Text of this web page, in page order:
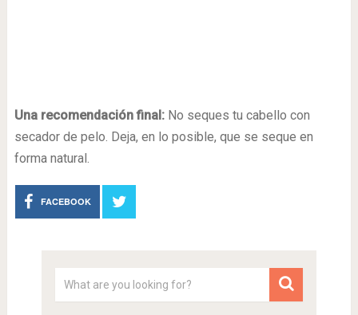
Una recomendación final: No seques tu cabello con
secador de pelo. Deja, en lo posible, que se seque en
forma natural.
FACEBOOK